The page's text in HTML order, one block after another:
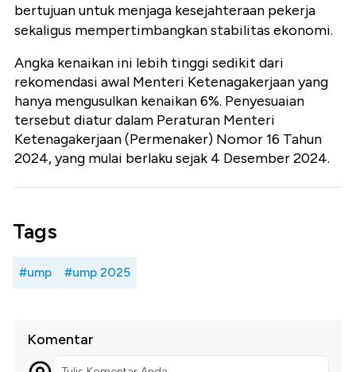
bertujuan untuk menjaga kesejahteraan pekerja
sekaligus mempertimbangkan stabilitas ekonomi.
Angka kenaikan ini lebih tinggi sedikit dari
rekomendasi awal Menteri Ketenagakerjaan yang
hanya mengusulkan kenaikan 6%. Penyesuaian
tersebut diatur dalam Peraturan Menteri
Ketenagakerjaan (Permenaker) Nomor 16 Tahun
2024, yang mulai berlaku sejak 4 Desember 2024.
Tags
#ump #ump 2025
Komentar